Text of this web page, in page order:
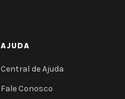
AJUDA
Central de Ajuda
Fale Conosco